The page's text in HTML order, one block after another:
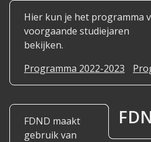
Hier kun je het programma
voorgaande studiejaren
bekijken.
Programma 2022-2023
FDND maakt
gebruik van